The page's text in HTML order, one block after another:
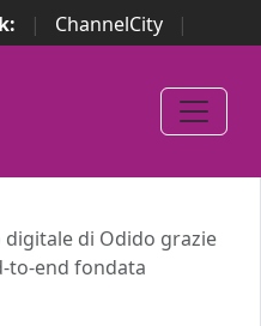
| ChannelCity
|
| Italian Channel
Italian Security
di Odido grazie
to-end fondata